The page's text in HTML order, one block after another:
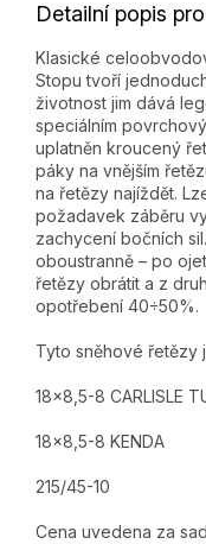
Detailní popis
Klasické
Stopu tvoří
životnost jim dává
speciálním
uplatněn kroucený
páky na vnějším
na řetězy najíždět.
požadavek záběru
zachycení bočních
oboustranně – po
řetězy obrátit a z
opotřebení 40÷50%.
Tyto sněhové řetězy
18x8,5-8 CARLISLE
18x8,5-8 KENDA
215/45-10
Cena uvedena za